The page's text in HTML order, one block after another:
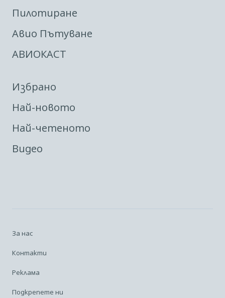
Пилотиране
Авио Пътуване
АВИОКАСТ
Избрано
Най-новото
Най-четеното
Видео
За нас
Контакти
Реклама
Подкрепете ни